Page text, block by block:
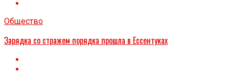
Общество
Зарядка со стражем порядка прошла в Ессентуках